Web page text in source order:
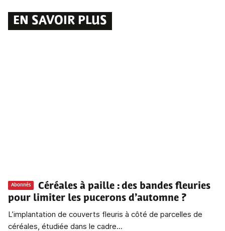
EN SAVOIR PLUS
Abonnés Céréales à paille : des bandes fleuries
pour limiter les pucerons d’automne ?
L’implantation de couverts fleuris à côté de parcelles de
céréales, étudiée dans le cadre...